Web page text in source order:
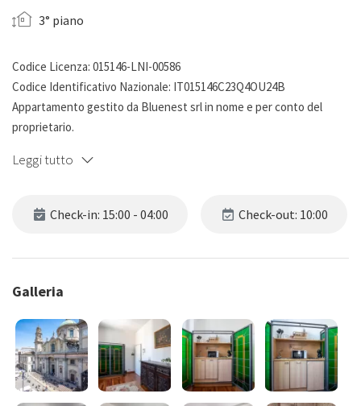
3° piano
Codice Licenza: 015146-LNI-00586
Codice Identificativo Nazionale: IT015146C23Q4OU24B
Appartamento gestito da Bluenest srl in nome e per conto del
proprietario.
Leggi tutto
Check-in: 15:00 - 04:00 Check-out: 10:00
Galleria